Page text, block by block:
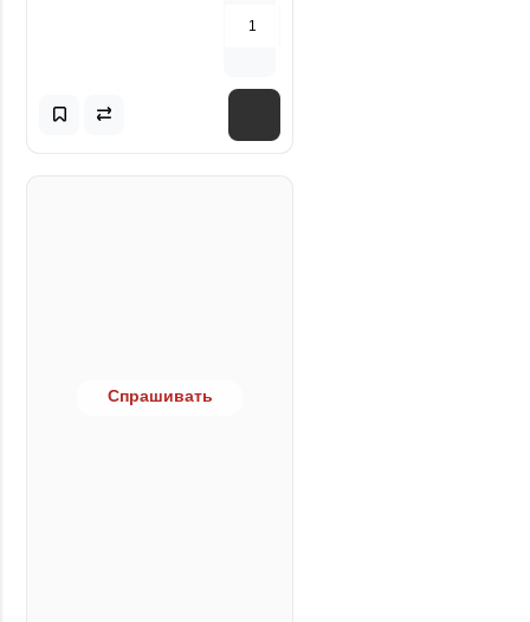
Спрашивать